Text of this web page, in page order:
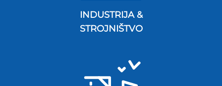
INDUSTRIJA &
STROJNIŠTVO